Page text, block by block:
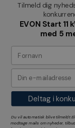
Tilmeld dig
EVON Start 11
med 5
Deltag i
Du vil automatisk blive tilmeldt
modtage mails om nyheder,